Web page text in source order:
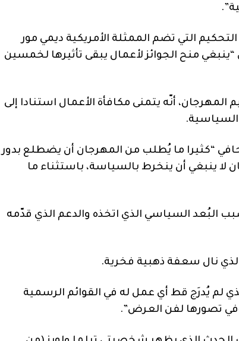
التي تضم الممثلة الأمريكية ديمي مور
منح الجوائز لأعمال يبقى تأثيرها لخمسين
أنّه يتمنى مكافأة الأعمال استنادا إلى
السياسية.
“كثيرا ما يُطلب من المهرجان أن يضطلع بدور
لا ينبغي أن ينخرط بالسياسة، باستثناء ما
البُعد السياسي الذي اتخذه والدعم الذي قدّمه
الذي نال سعفة ذهبية فخرية.
لم يُدرَج قط أي عمل له في القوائم الرسمية
وفي تصورها لفن العرض”.